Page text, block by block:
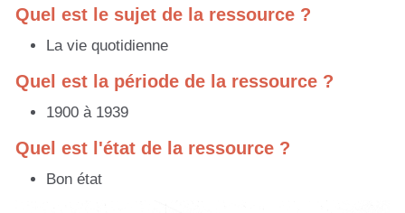
Quel est le sujet de la ressource ?
La vie quotidienne
Quel est la période de la ressource ?
1900 à 1939
Quel est l'état de la ressource ?
Bon état